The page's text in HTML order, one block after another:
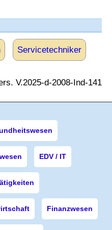
Servicetechniker
V.2025-d-2008-Ind-141
EDV / IT
Finanzwesen